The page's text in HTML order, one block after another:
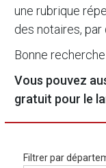
une rubrique
des notaires,
Bonne recherche
Vous pouvez
gratuit pour le
Filtrer par